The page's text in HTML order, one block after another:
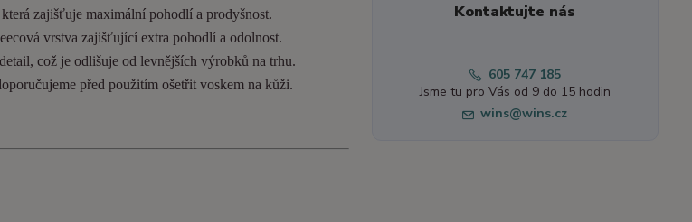
zajišťuje maximální pohodlí a prodyšnost.
vrstva zajišťující extra pohodlí a odolnost.
což je odlišuje od levnějších výrobků na trhu.
před použitím ošetřit voskem na kůži.
Kontaktujte nás
605 747 185
Jsme tu pro Vás od 9 do 15 hodin
wins@wins.cz